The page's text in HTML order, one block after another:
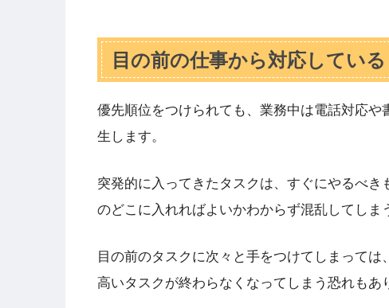
目の前の仕事から対応している
優先順位をつけられても、業務中は電話対応
生します。
突発的に入ってきたタスクは、すぐにやるべ
のどこに入れればよいかわからず混乱してしま
目の前のタスクに次々と手をつけてしまって
高いタスクが終わらなくなってしまう恐れもあ